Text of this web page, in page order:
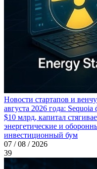
Новости стартапов и
августа 2026 года:
$10 млрд, капитал
энергетические и
инвестиционный бум
07 / 08 / 2026
39